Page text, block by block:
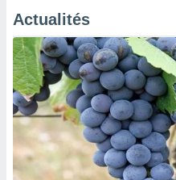
Actualités